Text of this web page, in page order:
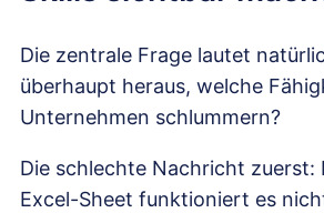
Die zentrale Frage lautet
überhaupt heraus, welche
Unternehmen schlummern?
Die schlechte Nachricht zuerst:
Excel-Sheet funktioniert es